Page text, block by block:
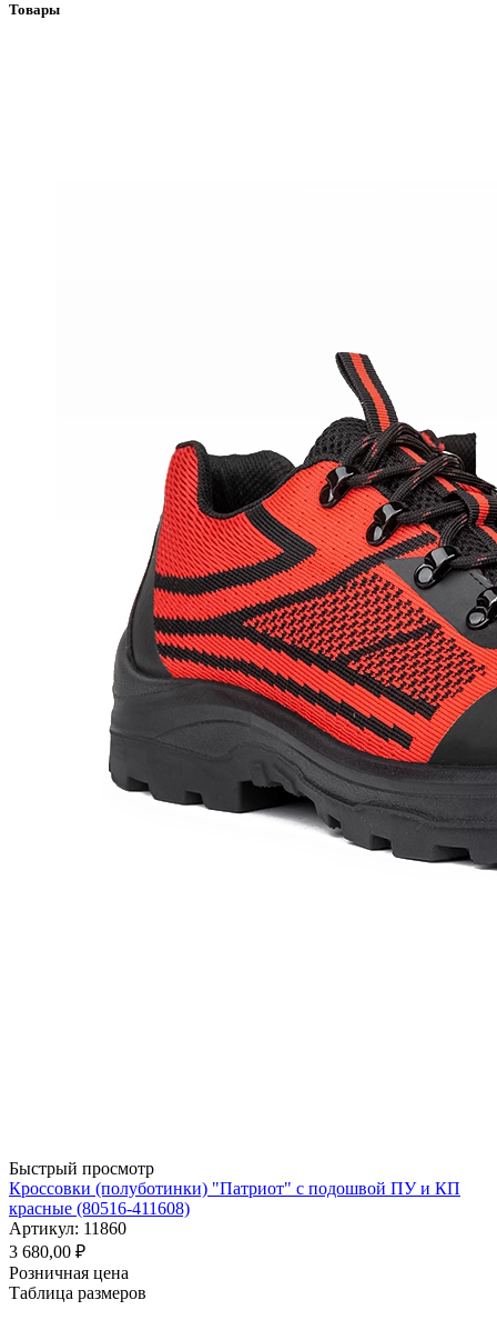
Товары
Быстрый просмотр
Кроссовки (полуботинки) "Патриот" с подошвой ПУ и КП
красные (80516-411608)
Артикул: 11860
3 680,00 ₽
Розничная цена
Таблица размеров